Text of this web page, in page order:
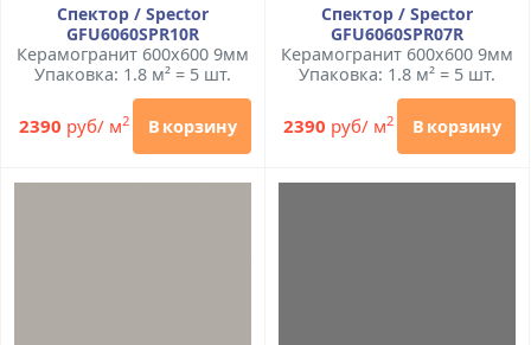
Спектор / Spector
GFU6060SPR10R
Керамогранит 600x600 9мм
Упаковка: 1.8 м² = 5 шт.
2390 руб/ м2 В корзину
Спектор / Spector
GFU6060SPR07R
Керамогранит 600x600 9мм
Упаковка: 1.8 м² = 5 шт.
2390 руб/ м2 В корзину